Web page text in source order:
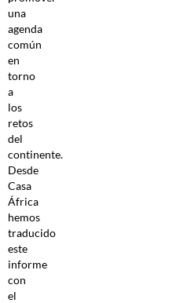
una
agenda
común
en
torno
a
los
retos
del
continente.
Desde
Casa
África
hemos
traducido
este
informe
con
el